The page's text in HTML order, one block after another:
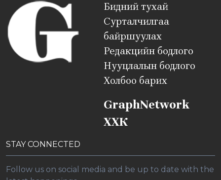
Бидний тухай
Сурталчилгаа
байршуулах
Редакцийн бодлого
Нууцлалын бодлого
Холбоо барих
GraphNetwork
ХХК
STAY CONNECTED
Follow us on social media and be up to date with the